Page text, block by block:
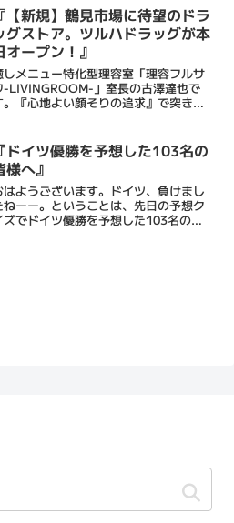
に連れられて赤ちゃんの頃から来てく
てるお客さんで、今...
【新規】鶴見市場に待望のドラ
グストア。ツルハドラッグが本
オープン！』
しメニュー特化型理容室「理容フルサ
-LIVINGROOM-」室長の古澤達也で
。『心地よい顔そりの追求』で突き抜
たにひとときの心地よい癒しと眠りを
たらし、...
ドイツ優勝を予想した103名の
様へ』
はようございます。ドイツ、負けまし
ねーー。ということは、先日の予想ク
ズでドイツ優勝を予想した103名の